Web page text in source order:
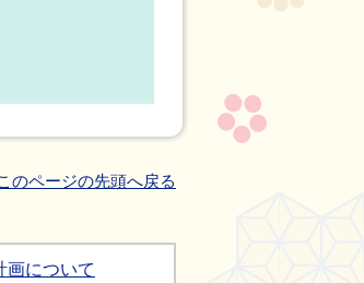
のページの先頭へ戻る
画について